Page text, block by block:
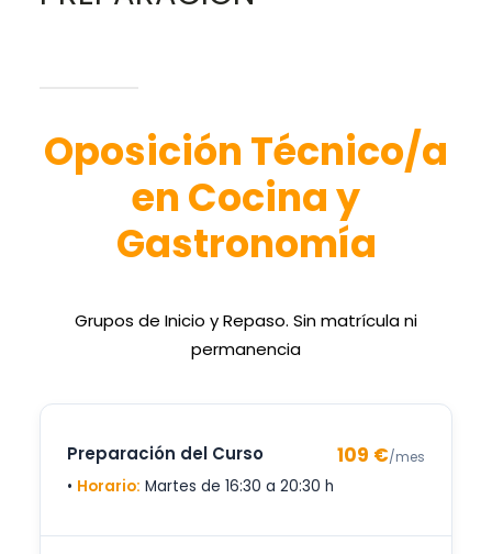
Oposición Técnico/a
en Cocina y
Gastronomía
Grupos de Inicio y Repaso. Sin matrícula ni
permanencia
Preparación del Curso 109 €/mes
• Horario: Martes de 16:30 a 20:30 h